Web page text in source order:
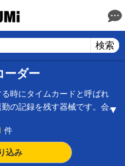
検索
ーダー
時にタイムカードと呼ばれ
の記録を残す器械です。会
を残します。種類は、機械
タイムレコーダーがあり、
械式は時計、カード送り、
件
込み